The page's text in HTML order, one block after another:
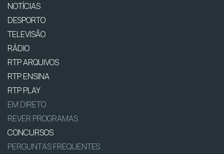
NOTÍCIAS
DESPORTO
TELEVISÃO
RÁDIO
RTP ARQUIVOS
RTP ENSINA
RTP PLAY
EM DIRETO
REVER PROGRAMAS
CONCURSOS
PERGUNTAS FREQUENTES